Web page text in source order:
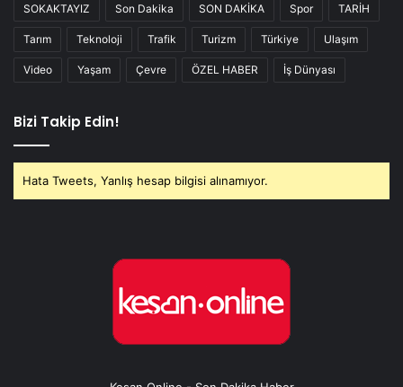
SOKAKTAYIZ Son Dakika SON DAKİKA Spor TARİH
Tarım Teknoloji Trafik Turizm Türkiye Ulaşım
Video Yaşam Çevre ÖZEL HABER İş Dünyası
Bizi Takip Edin!
Hata Tweets, Yanlış hesap bilgisi alınamıyor.